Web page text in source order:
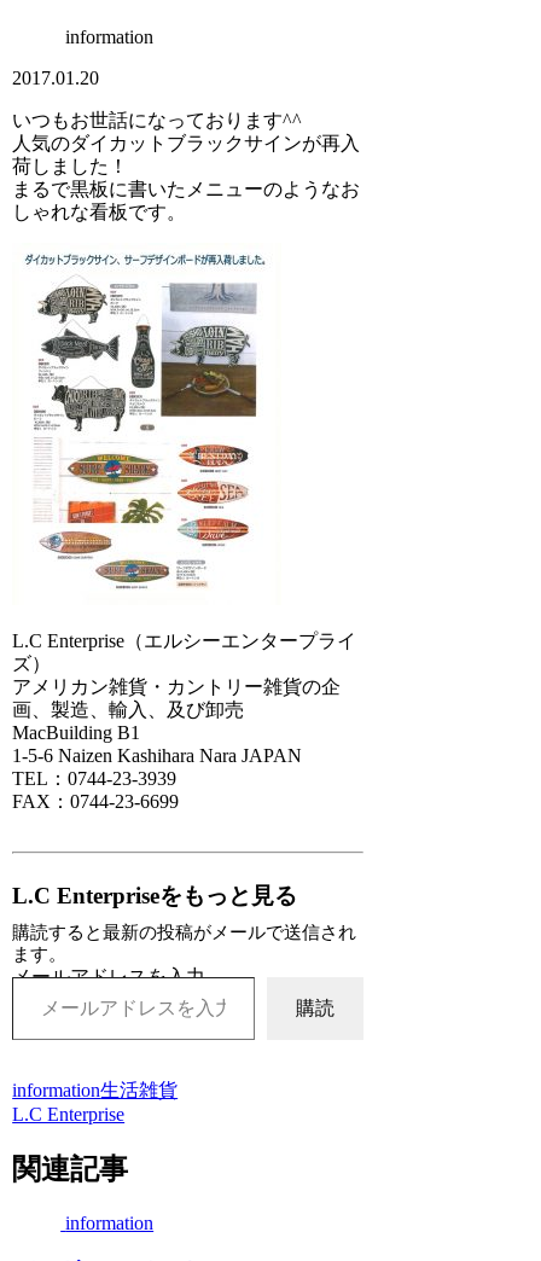
information
2017.01.20
いつもお世話になっております^^
人気のダイカットブラックサインが再入
荷しました！
まるで黒板に書いたメニューのようなお
しゃれな看板です。
L.C Enterprise（エルシーエンタープライ
ズ）
アメリカン雑貨・カントリー雑貨の企
画、製造、輸入、及び卸売
MacBuilding B1
1-5-6 Naizen Kashihara Nara JAPAN
TEL：0744-23-3939
FAX：0744-23-6699
L.C Enterpriseをもっと見る
購読すると最新の投稿がメールで送信され
ます。
メールアドレスを入力...
購読
information生活雑貨
L.C Enterprise
関連記事
information